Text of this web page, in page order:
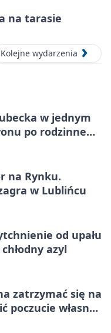
na tarasie
Kolejne wydarzenia
w jednym
po rodzinne
na Rynku.
w Lublińcu
od upału
azyl
zatrzymać się na
poczucie własnej